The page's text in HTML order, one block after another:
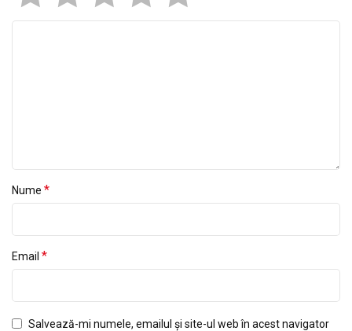
Nume *
Email *
Salvează-mi numele, emailul și site-ul web în acest navigator